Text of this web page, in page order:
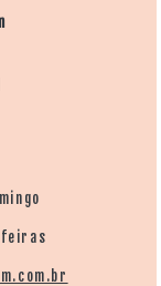
feiras